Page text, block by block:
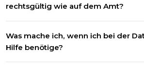
rechtsgültig wie auf dem Amt?
Was mache ich, wenn ich bei der
Hilfe benötige?